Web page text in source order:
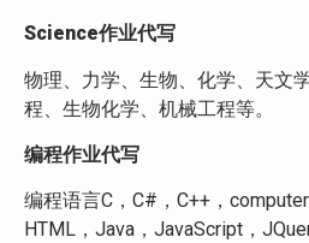
Science作业代写
物理、力学、生物、化学、天文
程、生物化学、机械工程等。
编程作业代写
编程语言C，C#，C++，
HTML，Java，JavaScript，